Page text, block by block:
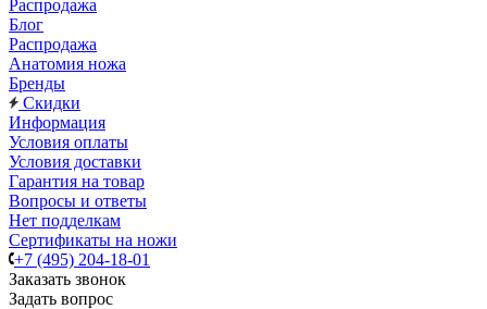
Распродажа
Блог
Распродажа
Анатомия ножа
Бренды
Скидки
Информация
Условия оплаты
Условия доставки
Гарантия на товар
Вопросы и ответы
Нет подделкам
Сертификаты на ножи
+7 (495) 204-18-01
Заказать звонок
Задать вопрос